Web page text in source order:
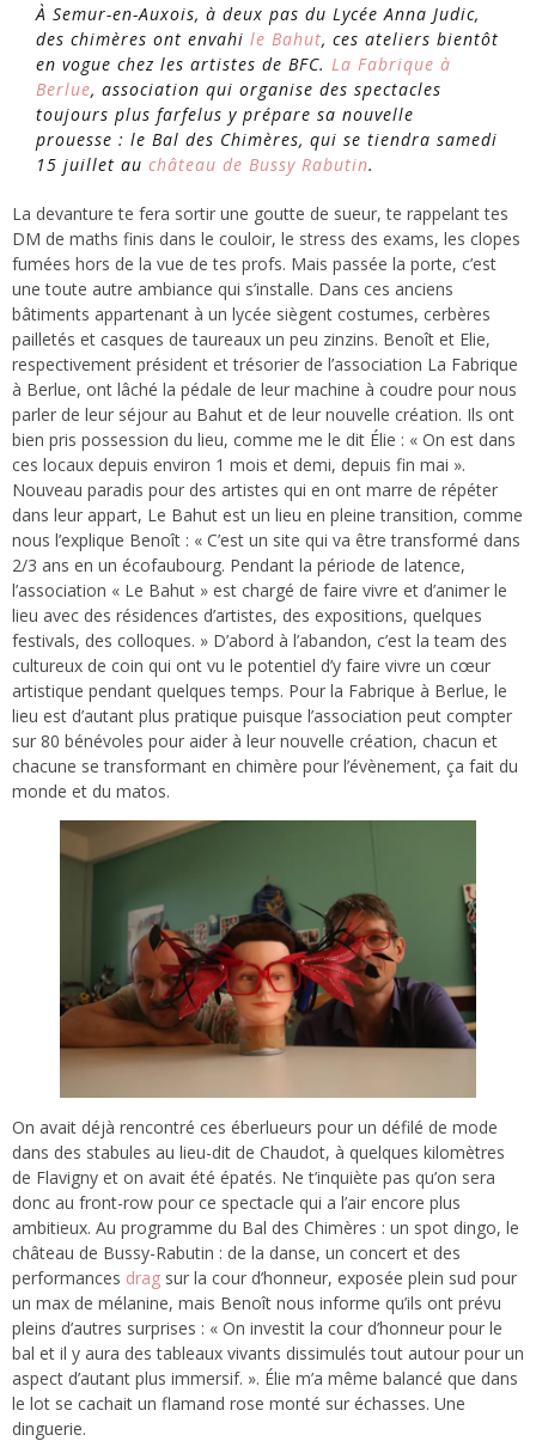
À Semur-en-Auxois, à deux pas du Lycée Anna Judic,
des chimères ont envahi le Bahut, ces ateliers bientôt
en vogue chez les artistes de BFC. La Fabrique à
Berlue, association qui organise des spectacles
toujours plus farfelus y prépare sa nouvelle
prouesse : le Bal des Chimères, qui se tiendra samedi
15 juillet au château de Bussy Rabutin.
La devanture te fera sortir une goutte de sueur, te rappelant tes
DM de maths finis dans le couloir, le stress des exams, les clopes
fumées hors de la vue de tes profs. Mais passée la porte, c’est
une toute autre ambiance qui s’installe. Dans ces anciens
bâtiments appartenant à un lycée siègent costumes, cerbères
pailletés et casques de taureaux un peu zinzins. Benoît et Elie,
respectivement président et trésorier de l’association La Fabrique
à Berlue, ont lâché la pédale de leur machine à coudre pour nous
parler de leur séjour au Bahut et de leur nouvelle création. Ils ont
bien pris possession du lieu, comme me le dit Élie : « On est dans
ces locaux depuis environ 1 mois et demi, depuis fin mai ».
Nouveau paradis pour des artistes qui en ont marre de répéter
dans leur appart, Le Bahut est un lieu en pleine transition, comme
nous l’explique Benoît : « C’est un site qui va être transformé dans
2/3 ans en un écofaubourg. Pendant la période de latence,
l’association « Le Bahut » est chargé de faire vivre et d’animer le
lieu avec des résidences d’artistes, des expositions, quelques
festivals, des colloques. » D’abord à l’abandon, c’est la team des
cultureux de coin qui ont vu le potentiel d’y faire vivre un cœur
artistique pendant quelques temps. Pour la Fabrique à Berlue, le
lieu est d’autant plus pratique puisque l’association peut compter
sur 80 bénévoles pour aider à leur nouvelle création, chacun et
chacune se transformant en chimère pour l’évènement, ça fait du
monde et du matos.
On avait déjà rencontré ces éberlueurs pour un défilé de mode
dans des stabules au lieu-dit de Chaudot, à quelques kilomètres
de Flavigny et on avait été épatés. Ne t’inquiète pas qu’on sera
donc au front-row pour ce spectacle qui a l’air encore plus
ambitieux. Au programme du Bal des Chimères : un spot dingo, le
château de Bussy-Rabutin : de la danse, un concert et des
performances drag sur la cour d’honneur, exposée plein sud pour
un max de mélanine, mais Benoît nous informe qu’ils ont prévu
pleins d’autres surprises : « On investit la cour d’honneur pour le
bal et il y aura des tableaux vivants dissimulés tout autour pour un
aspect d’autant plus immersif. ». Élie m’a même balancé que dans
le lot se cachait un flamand rose monté sur échasses. Une
dinguerie.